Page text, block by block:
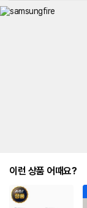
이런 상품 어때요?